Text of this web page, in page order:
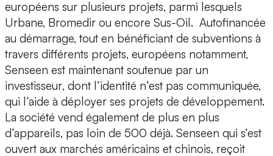
européens sur plusieurs projets, parmi lesquels
Urbane, Bromedir ou encore Sus-Oil. Autofinancée
au démarrage, tout en bénéficiant de subventions à
travers différents projets, européens notamment,
Senseen est maintenant soutenue par un
investisseur, dont l’identité n’est pas communiquée,
qui l’aide à déployer ses projets de développement.
La société vend également de plus en plus
d’appareils, pas loin de 500 déjà. Senseen qui s’est
ouvert aux marchés américains et chinois, reçoit